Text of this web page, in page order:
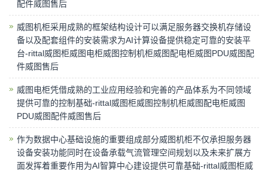
配件威图售后
威图机柜采用成熟的框架结构设计可以满足服务器交换机存储设
备以及配套组件的安装需求为AI计算设备提供稳定可靠的安装平
台-rittal威图柜威图电柜威图控制机柜威图配电柜威图PDU威图配
件威图售后
威图电柜凭借成熟的工业应用经验和完善的产品体系为不同领域
提供可靠的控制基础-rittal威图柜威图控制机柜威图配电柜威图
PDU威图配件威图售后
作为数据中心基础设施的重要组成部分威图机柜不仅承担服务器
设备安装功能同时在设备承载气流管理空间规划以及未来扩展方
面发挥着重要作用为AI智算中心建设提供可靠基础-rittal威图柜威